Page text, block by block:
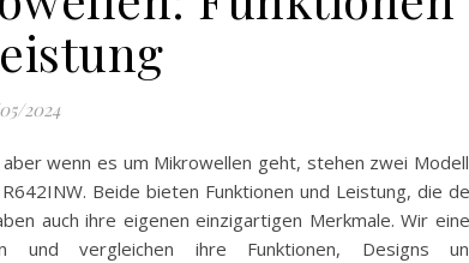
2024
wenn es um Mikrowellen geht, stehen zwei
Beide bieten Funktionen und Leistung, die
auch ihre eigenen einzigartigen Merkmale. Wir
und vergleichen ihre Funktionen, Designs